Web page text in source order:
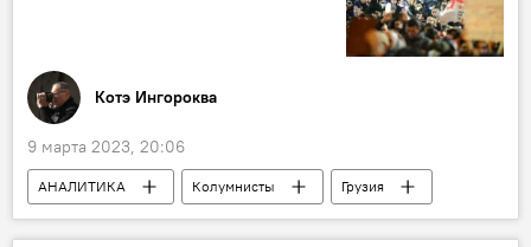
Котэ Ингороква
9 марта 2023, 20:06
АНАЛИТИКА Колумнисты
Грузия
Обзоры
Саломе Зурабишвили